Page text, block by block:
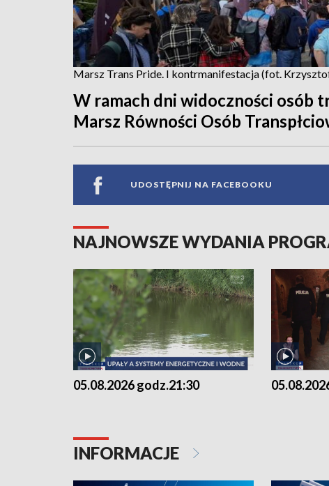
Marsz Trans Pride. I kontrmanifestacja (fot.
W ramach dni widoczności osób
Marsz Równości Osób
UDOSTĘPNIJ NA FACEBOOKU
NAJNOWSZE WYDANIA
05.08.2026 godz.21:30
INFORMACJE